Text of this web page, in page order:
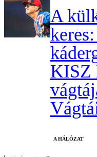
A
KISZ
A HÁLÓZAT